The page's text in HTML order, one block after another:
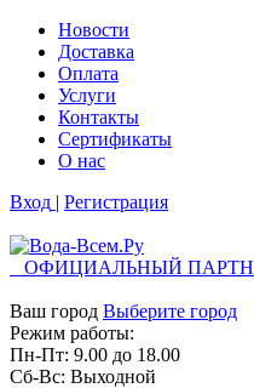
Новости
Доставка
Оплата
Услуги
Контакты
Cертификаты
О нас
Вход | Регистрация
ОФИЦИАЛЬНЫЙ
Ваш город Выберите город
Режим работы:
Пн-Пт: 9.00 до 18.00
Сб-Вс: Выходной